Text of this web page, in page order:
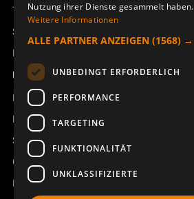
Technischer Support
Service buchen
Handbücher und Videoanleitungen
Über Åkerströms
Kontakt
Neuigkeiten
Sicherheit und Richtlinien
Geschäftsbedingungen
REACH
Nutzung ihrer Dienste gesammelt haben.
Weitere Informationen
ALLE PARTNER ANZEIGEN (1568) →
UNBEDINGT ERFORDERLICH
PERFORMANCE
TARGETING
FUNKTIONALITÄT
UNKLASSIFIZIERTE